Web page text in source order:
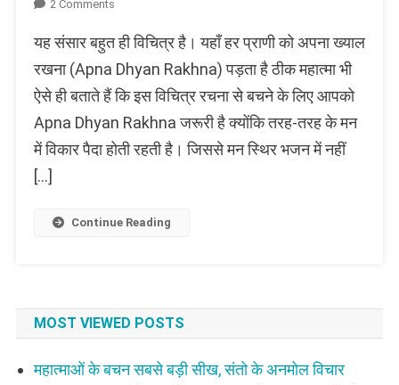
2 Comments
Rakho
बाबा
ने
कहा
आप
अपना
यह संसार बहुत ही विचित्र है। यहाँ हर प्राणी को अपना ख्याल
रखना (Apna Dhyan Rakhna) पड़ता है ठीक महात्मा भी
ऐसे ही बताते हैं कि इस विचित्र रचना से बचने के लिए आपको
Apna Dhyan Rakhna जरूरी है क्योंकि तरह-तरह के मन
में विकार पैदा होती रहती है। जिससे मन स्थिर भजन में नहीं
[…]
Continue Reading
MOST VIEWED POSTS
महात्माओं के बचन सबसे बड़ी सीख, संतो के अनमोल विचार